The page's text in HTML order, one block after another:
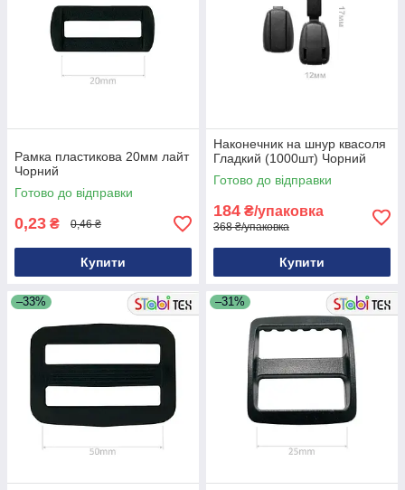
Рамка пластикова 20мм лайт
Чорний
Готово до відправки
0,23 ₴ 0,46 ₴
Купити
Наконечник на шнур квасоля
Гладкий (1000шт) Чорний
Готово до відправки
184 ₴/упаковка
368 ₴/упаковка
Купити
–33% –31%